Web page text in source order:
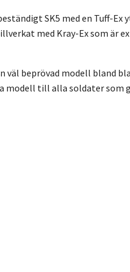
SK5 med en Tuff-
med Kray-Ex som är
väl beprövad modell bland
modell till alla soldater